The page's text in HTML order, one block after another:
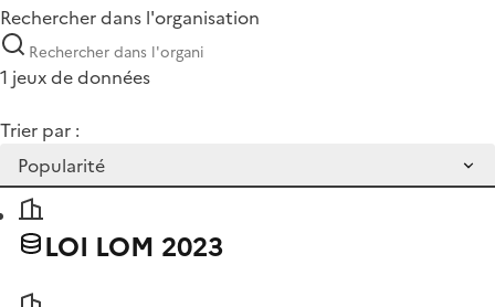
Rechercher dans l'organisation
1 jeux de données
Trier par :
LOI LOM 2023